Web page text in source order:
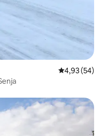
4,93 (54)